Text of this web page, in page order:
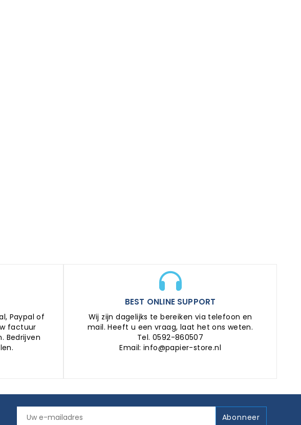
Paypal of
factuur
Bedrijven
BEST ONLINE SUPPORT
Wij zijn dagelijks te bereiken via telefoon en
mail. Heeft u een vraag, laat het ons weten.
Tel. 0592-860507
Email: info@papier-store.nl